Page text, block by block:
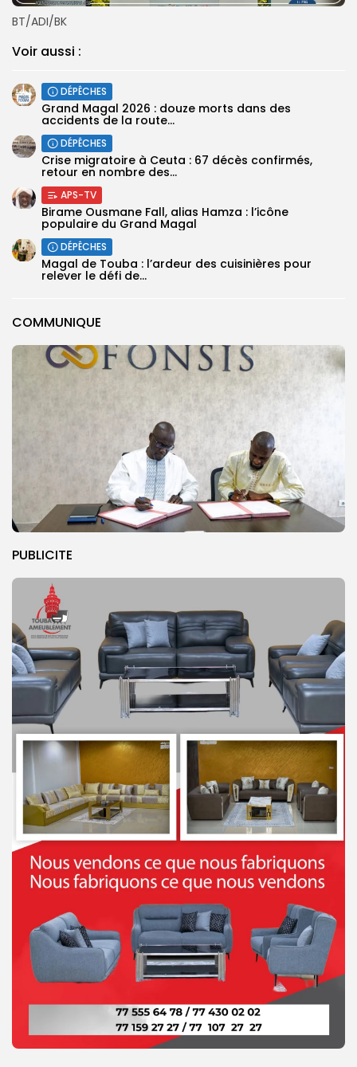
COMMUNIQUE
PUBLICITE
BT/ADI/BK
Voir aussi :
DÉPÊCHES
Grand Magal 2026 : douze morts dans des
accidents de la route...
DÉPÊCHES
Crise migratoire à Ceuta : 67 décès confirmés,
retour en nombre des...
APS-TV
Birame Ousmane Fall, alias Hamza : l’icône
populaire du Grand Magal
DÉPÊCHES
Magal de Touba : l’ardeur des cuisinières pour
relever le défi de...